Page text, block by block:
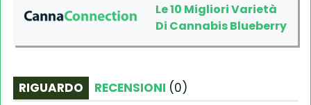
Le 10 Migliori Varietà
Di Cannabis Blueberry
RIGUARDO RECENSIONI (0)